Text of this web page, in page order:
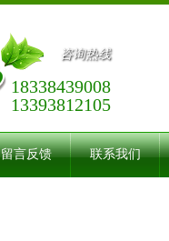
咨询热线
18338439008
13393812105
留言反馈 联系我们